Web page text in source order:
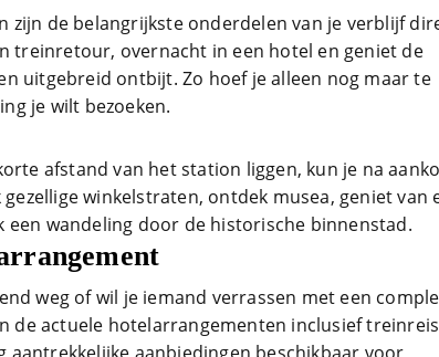
zijn de belangrijkste onderdelen van je verblijf
treinretour, overnacht in een hotel en geniet de
uitgebreid ontbijt. Zo hoef je alleen nog maar te
je wilt bezoeken.
afstand van het station liggen, kun je na
winkelstraten, ontdek musea, geniet van
een wandeling door de historische binnenstad.
weg of wil je iemand verrassen met een
de actuele hotelarrangementen inclusief